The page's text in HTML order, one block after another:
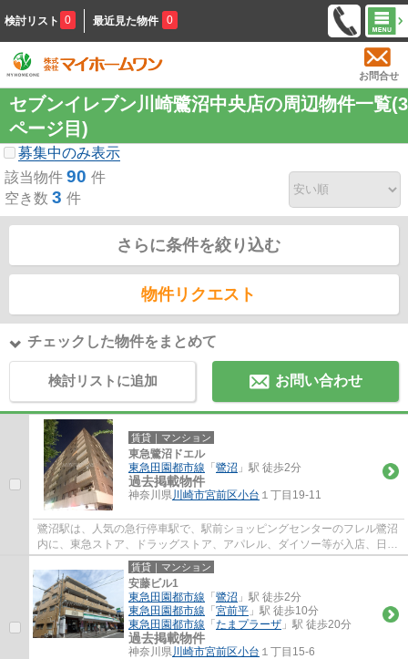
検討リスト 0 最近見た物件 0
お問合せ
セブンイレブン川崎鷺沼中央店の周辺物件一覧(3
ページ目)
募集中のみ表示
該当物件 90 件
空き数 3 件
さらに条件を絞り込む
物件リクエスト
チェックした物件をまとめて
検討リストに追加 お問い合わせ
賃貸｜マンション
東急鷺沼ドエル
東急田園都市線 「 鷺沼 」駅 徒歩2分
過去掲載物件
神奈川県川崎市宮前区小台 １丁目19-11
鷺沼駅は、人気の急行停車駅で、駅前ショッピングセンターのフレル鷺沼
内に、東急ストア、ドラッグストア、アパレル、ダイソー等が入店、日常
のお買い物に便利で、周辺には、飲食店街...
賃貸｜マンション
安藤ビル1
東急田園都市線 「 鷺沼 」駅 徒歩2分
東急田園都市線 「 宮前平 」駅 徒歩10分
東急田園都市線 「 たまプラーザ 」駅 徒歩20分
過去掲載物件
神奈川県川崎市宮前区小台 １丁目15-6